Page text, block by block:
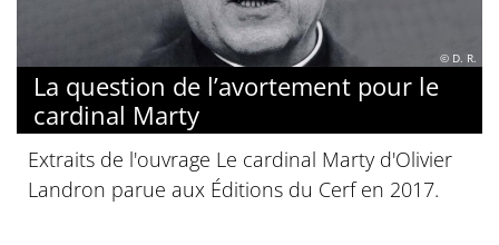
© D. R.
La question de l’avortement pour le
cardinal Marty
Extraits de l'ouvrage Le cardinal Marty d'Olivier
Landron parue aux Éditions du Cerf en 2017.